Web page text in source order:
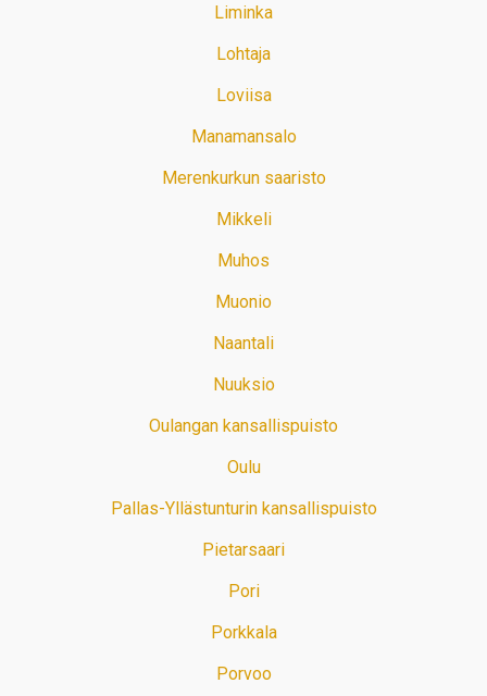
Liminka
Lohtaja
Loviisa
Manamansalo
Merenkurkun saaristo
Mikkeli
Muhos
Muonio
Naantali
Nuuksio
Oulangan kansallispuisto
Oulu
Pallas-Yllästunturin kansallispuisto
Pietarsaari
Pori
Porkkala
Porvoo